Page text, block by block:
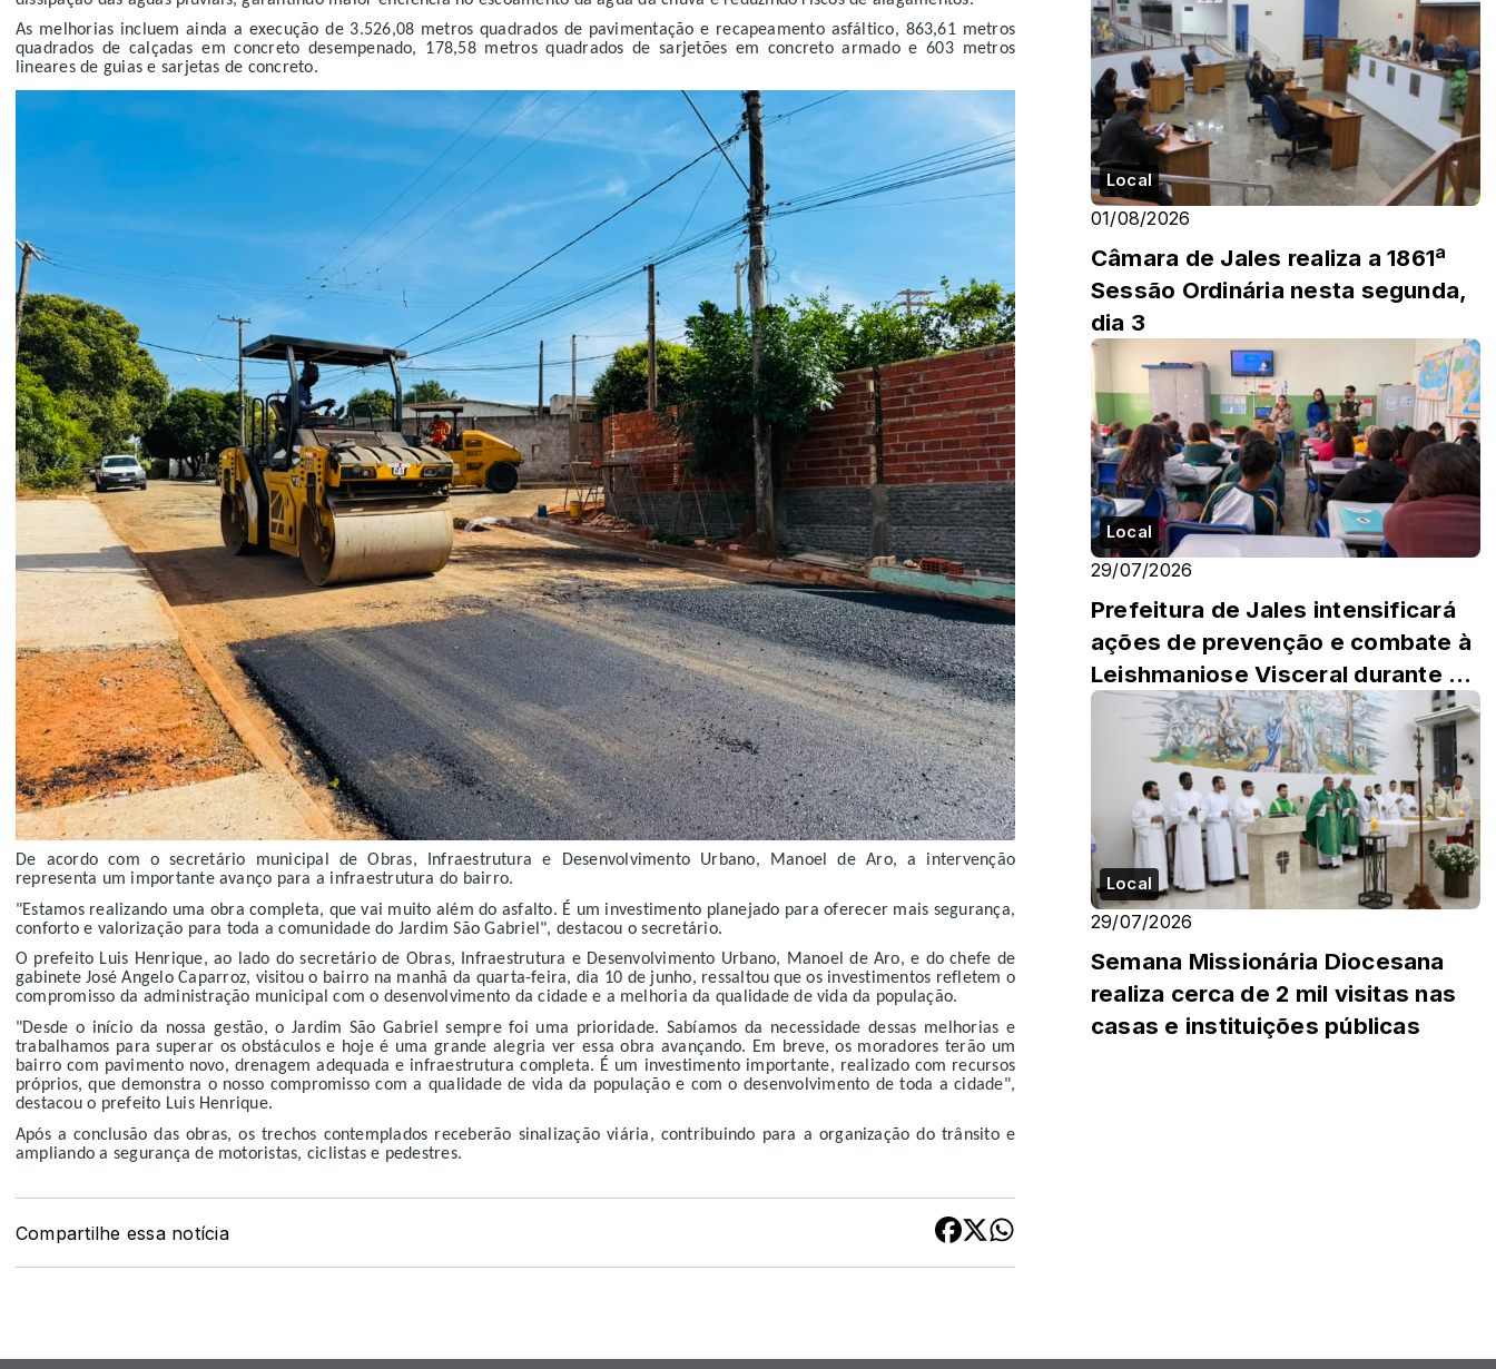
As melhorias incluem ainda a execução de 3.526,08 metros quadrados de pavimentação e recapeamento asfáltico, 863,61 metros
quadrados de calçadas em concreto desempenado, 178,58 metros quadrados de sarjetões em concreto armado e 603 metros
lineares de guias e sarjetas de concreto.
De acordo com o secretário municipal de Obras, Infraestrutura e Desenvolvimento Urbano, Manoel de Aro, a intervenção
representa um importante avanço para a infraestrutura do bairro.
"Estamos realizando uma obra completa, que vai muito além do asfalto. É um investimento planejado para oferecer mais segurança,
conforto e valorização para toda a comunidade do Jardim São Gabriel", destacou o secretário.
O prefeito Luis Henrique, ao lado do secretário de Obras, Infraestrutura e Desenvolvimento Urbano, Manoel de Aro, e do chefe de
gabinete José Angelo Caparroz, visitou o bairro na manhã da quarta-feira, dia 10 de junho, ressaltou que os investimentos refletem o
compromisso da administração municipal com o desenvolvimento da cidade e a melhoria da qualidade de vida da população.
"Desde o início da nossa gestão, o Jardim São Gabriel sempre foi uma prioridade. Sabíamos da necessidade dessas melhorias e
trabalhamos para superar os obstáculos e hoje é uma grande alegria ver essa obra avançando. Em breve, os moradores terão um
bairro com pavimento novo, drenagem adequada e infraestrutura completa. É um investimento importante, realizado com recursos
próprios, que demonstra o nosso compromisso com a qualidade de vida da população e com o desenvolvimento de toda a cidade",
destacou o prefeito Luis Henrique.
Após a conclusão das obras, os trechos contemplados receberão sinalização viária, contribuindo para a organização do trânsito e
ampliando a segurança de motoristas, ciclistas e pedestres.
Compartilhe essa notícia
Local
01/08/2026
Câmara de Jales realiza a 1861ª
Sessão Ordinária nesta segunda,
dia 3
Local
29/07/2026
Prefeitura de Jales intensificará
ações de prevenção e combate à
Leishmaniose Visceral durante o
mês de agosto
Local
29/07/2026
Semana Missionária Diocesana
realiza cerca de 2 mil visitas nas
casas e instituições públicas